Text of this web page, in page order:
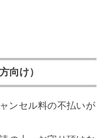
向け）
ンセル料の不払いが